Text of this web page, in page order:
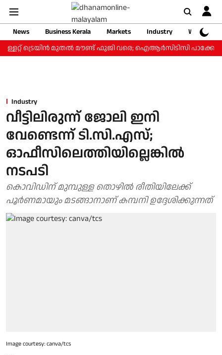
News Business Kerala Markets Industry
Web
ട്രെയിന്‍ മുതല്‍ മൗണ്ട് ഫുജി വരെ; ഐആര്‍സിടിസി പാക്കേജ്
Industry
വീട്ടിലിരുന്ന് ജോലി ഇനി
വേണ്ടെന്ന് ടി.സി.എസ്;
ഓഫീസിലെത്തിയില്ലെങ്കില്‍
നടപടി
കൊവിഡിന് മുമ്പുള്ള തൊഴില്‍ രീതിയിലേക്ക്
പൂര്‍ണമായും മടങ്ങാനാണ് കമ്പനി ഉദ്ദേശിക്കുന്നത്
Image courtesy: canva/tcs